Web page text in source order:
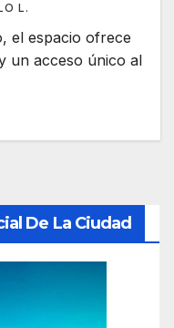
L.
el espacio ofrece
un acceso único al
De La Ciudad